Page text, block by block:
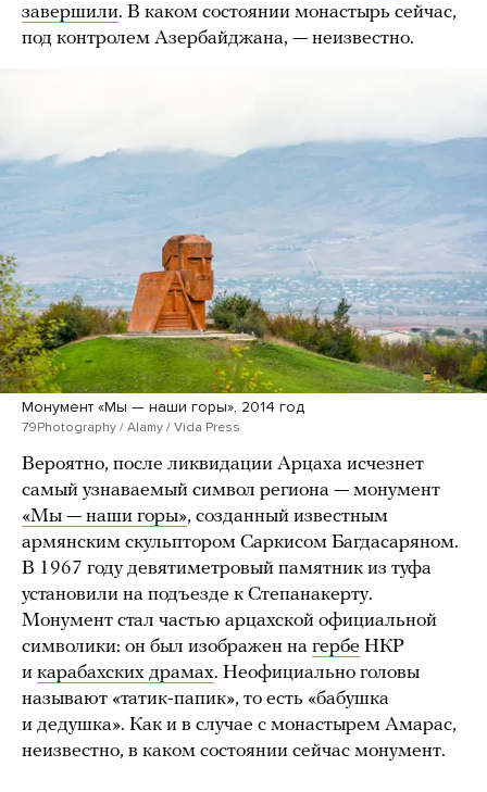
завершили. В каком состоянии монастырь сейчас,
под контролем Азербайджана, — неизвестно.
Монумент «Мы — наши горы», 2014 год
79Photography / Alamy / Vida Press
Вероятно, после ликвидации Арцаха исчезнет
самый узнаваемый символ региона — монумент
«Мы — наши горы», созданный известным
армянским скульптором Саркисом Багдасаряном.
В 1967 году девятиметровый памятник из туфа
установили на подъезде к Степанакерту.
Монумент стал частью арцахской официальной
символики: он был изображен на гербе НКР
и карабахских драмах. Неофициально головы
называют «татик-папик», то есть «бабушка
и дедушка». Как и в случае с монастырем Амарас,
неизвестно, в каком состоянии сейчас монумент.